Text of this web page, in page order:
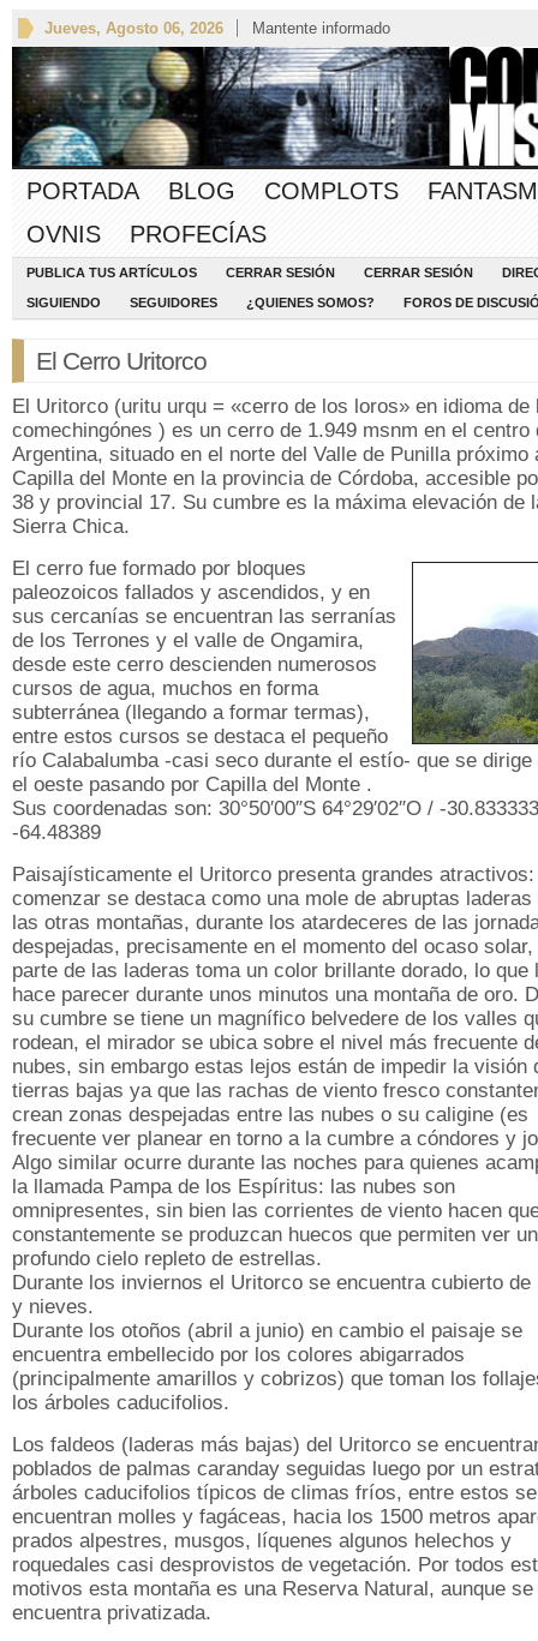
Jueves, Agosto 06, 2026 Mantente informado
PORTADA BLOG COMPLOTS
OVNIS
PROFECÍAS
PUBLICA TUS ARTÍCULOS CERRAR SESIÓN CERRAR SESIÓN
SIGUIENDO SEGUIDORES ¿QUIENES SOMOS? FOROS DE
El Cerro Uritorco
El Uritorco (uritu urqu = «cerro de los loros» en idioma de
comechingónes ) es un cerro de 1.949 msnm en el centro
Argentina, situado en el norte del Valle de Punilla próximo
Capilla del Monte en la provincia de Córdoba, accesible
38 y provincial 17. Su cumbre es la máxima elevación de
Sierra Chica.
El cerro fue formado por bloques
paleozoicos fallados y ascendidos, y en
sus cercanías se encuentran las serranías
de los Terrones y el valle de Ongamira,
desde este cerro descienden numerosos
cursos de agua, muchos en forma
subterránea (llegando a formar termas),
entre estos cursos se destaca el pequeño
río Calabalumba -casi seco durante el estío- que se dirige
el oeste pasando por Capilla del Monte .
Sus coordenadas son: 30°50′00″S 64°29′02″O / -
-64.48389
Paisajísticamente el Uritorco presenta grandes
comenzar se destaca como una mole de abruptas laderas
las otras montañas, durante los atardeceres de las
despejadas, precisamente en el momento del ocaso solar,
parte de las laderas toma un color brillante dorado, lo que
hace parecer durante unos minutos una montaña de oro.
su cumbre se tiene un magnífico belvedere de los valles
rodean, el mirador se ubica sobre el nivel más frecuente
nubes, sin embargo estas lejos están de impedir la visión
tierras bajas ya que las rachas de viento fresco
crean zonas despejadas entre las nubes o su caligine (es
frecuente ver planear en torno a la cumbre a cóndores y
Algo similar ocurre durante las noches para quienes
la llamada Pampa de los Espíritus: las nubes son
omnipresentes, sin bien las corrientes de viento hacen
constantemente se produzcan huecos que permiten ver un
profundo cielo repleto de estrellas.
Durante los inviernos el Uritorco se encuentra cubierto de
y nieves.
Durante los otoños (abril a junio) en cambio el paisaje se
encuentra embellecido por los colores abigarrados
(principalmente amarillos y cobrizos) que toman los
los árboles caducifolios.
Los faldeos (laderas más bajas) del Uritorco se
poblados de palmas caranday seguidas luego por un
árboles caducifolios típicos de climas fríos, entre estos se
encuentran molles y fagáceas, hacia los 1500 metros
prados alpestres, musgos, líquenes algunos helechos y
roquedales casi desprovistos de vegetación. Por todos
motivos esta montaña es una Reserva Natural, aunque se
encuentra privatizada.